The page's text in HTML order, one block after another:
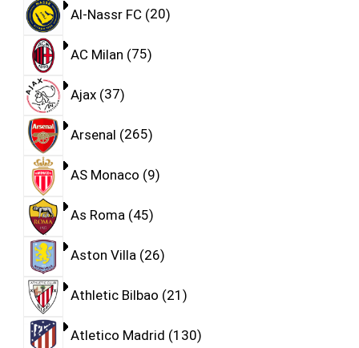
Al-Nassr FC 20
AC Milan 75
Ajax 37
Arsenal 265
AS Monaco 9
As Roma 45
Aston Villa 26
Athletic Bilbao 21
Atletico Madrid 130